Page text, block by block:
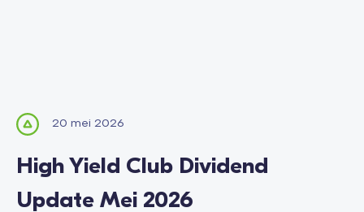
20 mei 2026
High Yield Club Dividend
Update Mei 2026